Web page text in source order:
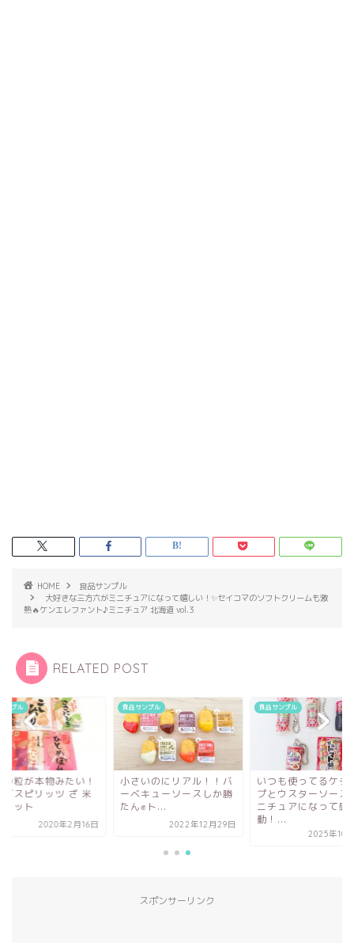
HOME
食品サンプル
大好きな三方六がミニチュアになって嬉しい！✨セイコマのソフトクリームも激
熱🔥ケンエレファント♪ミニチュア 北海道 vol.3
RELATED POST
ンプル
の粒が本物みたい！
ズスピリッツ ざ 米
コット
2020年2月16日
食品サンプル
小さいのにリアル！！バ
ーベキューソースしか勝
たん✊ト...
2022年12月29日
食品サンプル
いつも使ってるケチ
プとウスターソース
ニチュアになって感
動！...
2025年10
スポンサーリンク